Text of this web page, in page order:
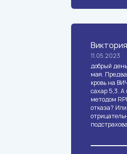
Виктория
11.05.2023
добрый
мая.
кровь на
сахар 5,3. А
методом
отказа?